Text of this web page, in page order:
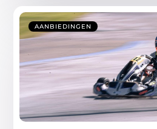
AANBIEDINGEN